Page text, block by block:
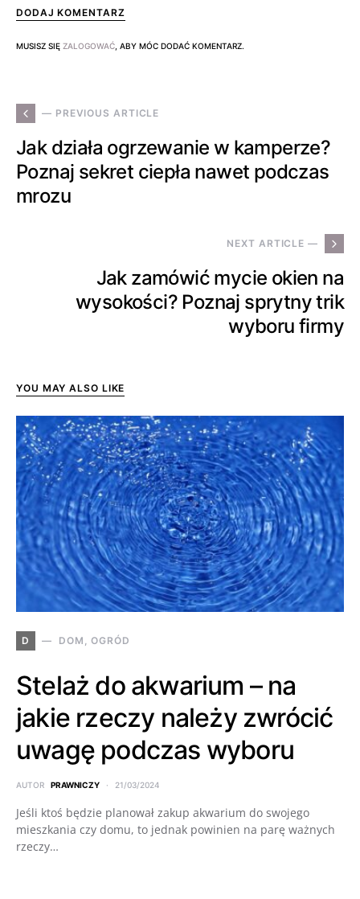
DODAJ KOMENTARZ
MUSISZ SIĘ ZALOGOWAĆ , ABY MÓC DODAĆ KOMENTARZ.
— PREVIOUS ARTICLE
Jak działa ogrzewanie w kamperze?
Poznaj sekret ciepła nawet podczas
mrozu
NEXT ARTICLE —
Jak zamówić mycie okien na
wysokości? Poznaj sprytny trik
wyboru firmy
YOU MAY ALSO LIKE
D DOM, OGRÓD
Stelaż do akwarium – na
jakie rzeczy należy zwrócić
uwagę podczas wyboru
AUTOR PRAWNICZY 21/03/2024
Jeśli ktoś będzie planował zakup akwarium do swojego
mieszkania czy domu, to jednak powinien na parę ważnych
rzeczy…